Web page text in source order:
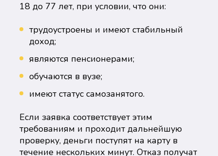
18 до 77 лет, при условии, что они:
трудоустроены и имеют стабильный
доход;
являются пенсионерами;
обучаются в вузе;
имеют статус самозанятого.
Если заявка соответствует этим
требованиям и проходит дальнейшую
проверку, деньги поступят на карту в
течение нескольких минут. Отказ получат